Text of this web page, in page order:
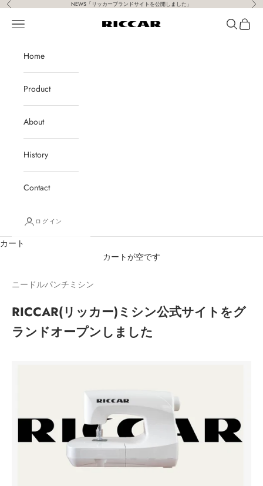
コンテンツへスキップ
前へ NEWS「 リッカーブランドサイトを公開しました 」 次へ
Riccar
メニュー 検索カート
Home
Product
About
History
Contact
ログイン
カート
カートが空です
ニードルパンチミシン
RICCAR(リッカー)ミシン公式サイトをグ
ランドオープンしました